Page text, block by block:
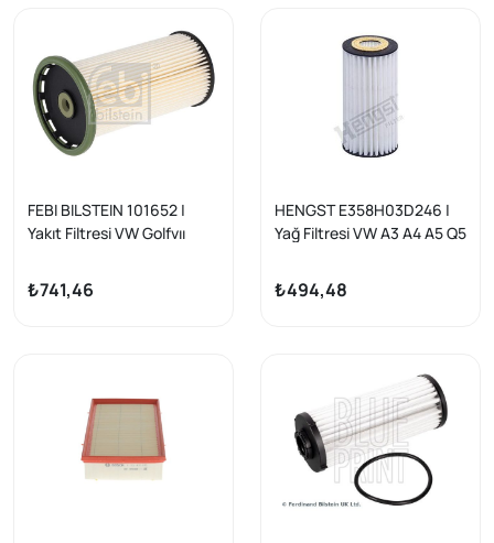
FEBI BILSTEIN 101652 |
Yakıt Filtresi VW Golfvıı
₺741,46
HENGST E358H03D246 |
Yağ Filtresi VW A3 A4 A5 Q5
₺494,48